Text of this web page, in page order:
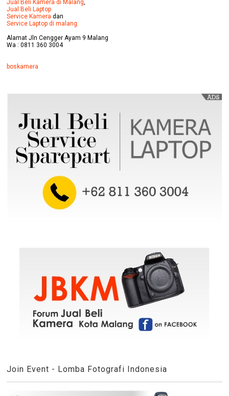
Jual Beli Kamera di Malang
Jual Beli Laptop
Service Kamera dan
Service Laptop di malang.
Alamat Jln Cengger Ayam 9 Malang
Wa : 0811 360 3004
boskamera
Join Event - Lomba Fotografi Indonesia